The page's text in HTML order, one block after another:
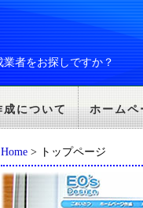
者をお探しですか？
について ホームペ
Home > トップページ